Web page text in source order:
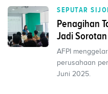
SEPUTAR
Penagihan
Jadi
AFPI
perusahaan
Juni 2025.